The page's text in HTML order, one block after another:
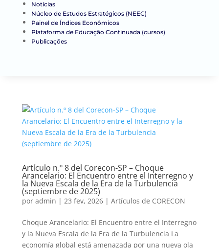
Notícias
Núcleo de Estudos Estratégicos (NEEC)
Painel de Índices Econômicos
Plataforma de Educação Continuada (cursos)
Publicações
Artículo n.º 8 del Corecon-SP – Choque
Arancelario: El Encuentro entre el Interregno y
la Nueva Escala de la Era de la Turbulencia
(septiembre de 2025)
por admin | 23 fev, 2026| Artículos de CORECON
Choque Arancelario: El Encuentro entre el Interregno
y la Nueva Escala de la Era de la Turbulencia La
economía global está amenazada por una nueva ola